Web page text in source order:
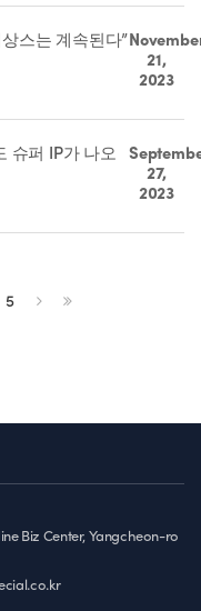
스는 계속된다”
21,
2023
슈퍼 IP가 나오
27,
2023
5
Biz Center, Yangcheon-ro